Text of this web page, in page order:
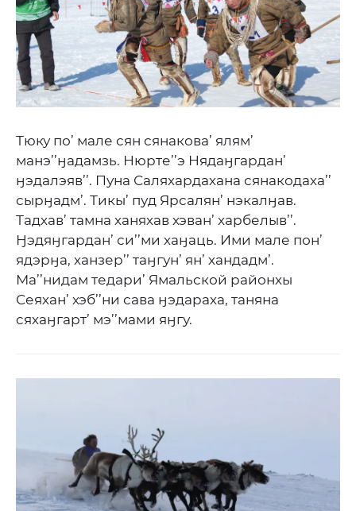
Тюку по’ мале сян сянакова’ ялям’
манэ’’ӈадамзь. Нюрте’’э Нядаӈгардан’
ӈэдалэяв’’. Пуна Саляхардахана сянакодаха’’
сырӈадм’. Тикы’ пуд Ярсалян’ нэкалӈав.
Тадхав’ тамна ханяхав хэван’ харбелыв’’.
Ӈэдяӈгардан’ си’’ми хаӈаць. Ими мале пон’
ядэрӈа, ханзер’’ таӈгун’ ян’ хандадм’.
Ма’’нидам тедари’ Ямальской районхы
Сеяхан’ хэб’’ни сава ӈэдараха, таняна
сяхаӈгарт’ мэ’’мами яӈгу.